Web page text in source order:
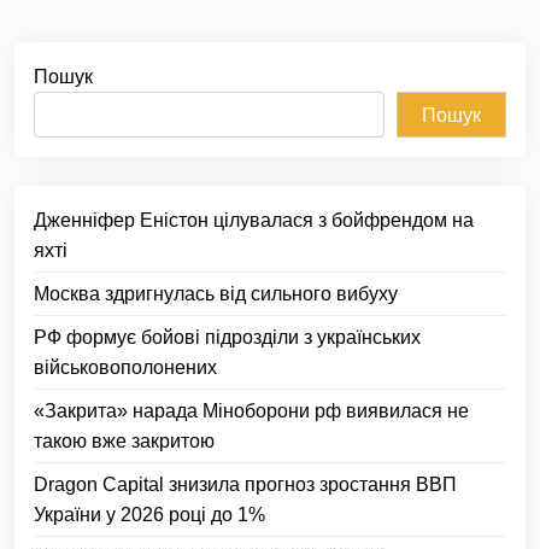
Пошук
Пошук
Дженніфер Еністон цілувалася з бойфрендом на
яхті
Москва здригнулась від сильного вибуху
РФ формує бойові підрозділи з українських
військовополонених
«Закрита» нарада Міноборони рф виявилася не
такою вже закритою
Dragon Capital знизила прогноз зростання ВВП
України у 2026 році до 1%